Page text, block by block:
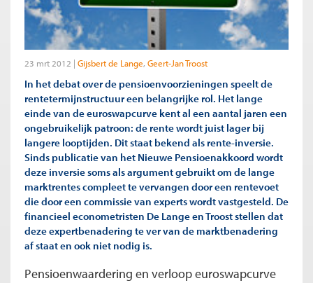
23 mrt 2012 Gijsbert de Lange Geert-Jan Troost
In het debat over de pensioenvoorzieningen speelt de
rentetermijnstructuur een belangrijke rol. Het lange
einde van de euroswapcurve kent al een aantal jaren een
ongebruikelijk patroon: de rente wordt juist lager bij
langere looptijden. Dit staat bekend als rente-inversie.
Sinds publicatie van het Nieuwe Pensioenakkoord wordt
deze inversie soms als argument gebruikt om de lange
marktrentes compleet te vervangen door een rentevoet
die door een commissie van experts wordt vastgesteld. De
financieel econometristen De Lange en Troost stellen dat
deze expertbenadering te ver van de marktbenadering
af staat en ook niet nodig is.
Pensioenwaardering en verloop euroswapcurve